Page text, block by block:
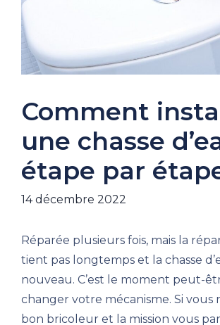
Comment
une chasse
étape par
14 décembre 2022
Réparée plusieurs fois, mais la
tient pas longtemps et la chasse
nouveau. C’est le moment peut-
changer votre mécanisme. Si vous
bon bricoleur et la mission vous